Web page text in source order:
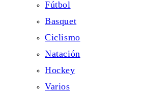
Fútbol
Basquet
Ciclismo
Natación
Hockey
Varios